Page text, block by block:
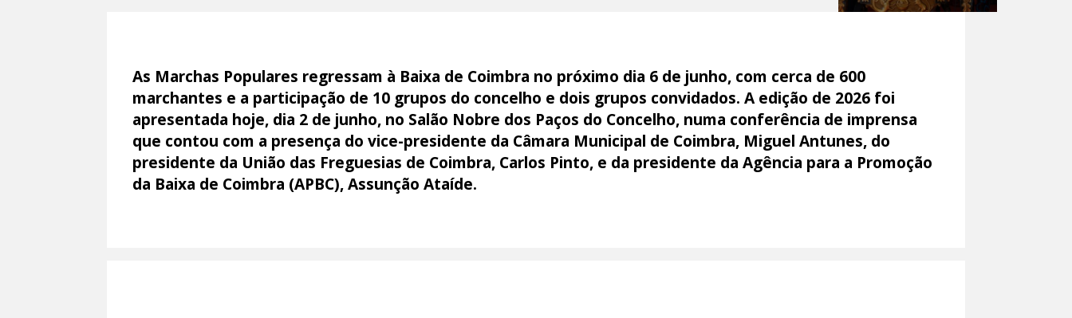
As Marchas Populares regressam à Baixa de Coimbra no próximo dia 6 de junho, com cerca de 600
marchantes e a participação de 10 grupos do concelho e dois grupos convidados. A edição de 2026 foi
apresentada hoje, dia 2 de junho, no Salão Nobre dos Paços do Concelho, numa conferência de imprensa
que contou com a presença do vice-presidente da Câmara Municipal de Coimbra, Miguel Antunes, do
presidente da União das Freguesias de Coimbra, Carlos Pinto, e da presidente da Agência para a Promoção
da Baixa de Coimbra (APBC), Assunção Ataíde.